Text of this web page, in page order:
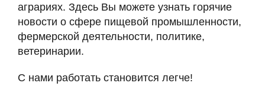
аграриях. Здесь Вы можете узнать горячие
новости о сфере пищевой промышленности,
фермерской деятельности, политике,
ветеринарии.
С нами работать становится легче!